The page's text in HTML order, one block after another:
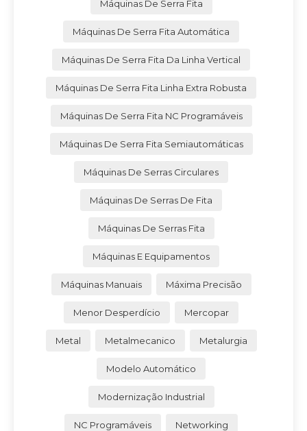
Máquinas De Serra Fita
Máquinas De Serra Fita Automática
Máquinas De Serra Fita Da Linha Vertical
Máquinas De Serra Fita Linha Extra Robusta
Máquinas De Serra Fita NC Programáveis
Máquinas De Serra Fita Semiautomáticas
Máquinas De Serras Circulares
Máquinas De Serras De Fita
Máquinas De Serras Fita
Máquinas E Equipamentos
Máquinas Manuais Máxima Precisão
Menor Desperdício Mercopar
Metal Metalmecanico Metalurgia
Modelo Automático
Modernização Industrial
NC Programáveis Networking